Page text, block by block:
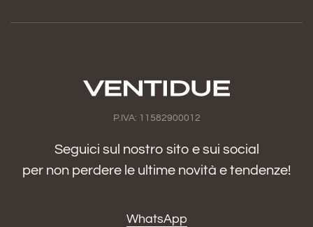
P.IVA: 11582900012
Seguici sul nostro sito e sui social
per non perdere le ultime novità e tendenze!
WhatsApp